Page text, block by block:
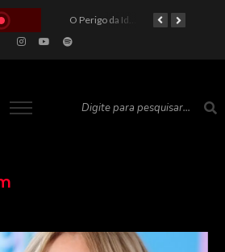
O Perigo da Ideologia Desenfreada na Justiça: Quando a Pauta Política Substitui a Pena Criminal